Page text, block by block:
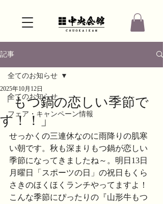
記事
全てのお知らせ
フェア・キャンペーン情報
全てのお知らせ
「もつ鍋の恋しい季節で
す！！」
2025年10月12日
せっかくの三連休なのに雨降りの肌寒
い朝です。秋も深まりもつ鍋が恋しい
季節になってきましたね～。明日13日
月曜日「スポーツの日」の祝日もくら
さきのほくほくランチやってますよ！
こんな季節にぴったりの『山形牛もつ